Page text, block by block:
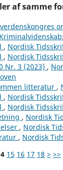
af samme
, Nordisk
, Nordisk
Nr. 3 (2023) ,
litteratur ,
, Nordisk
, Nordisk
, Nordisk
, Nordisk
, Nordisk
15 16 17 18 > >>